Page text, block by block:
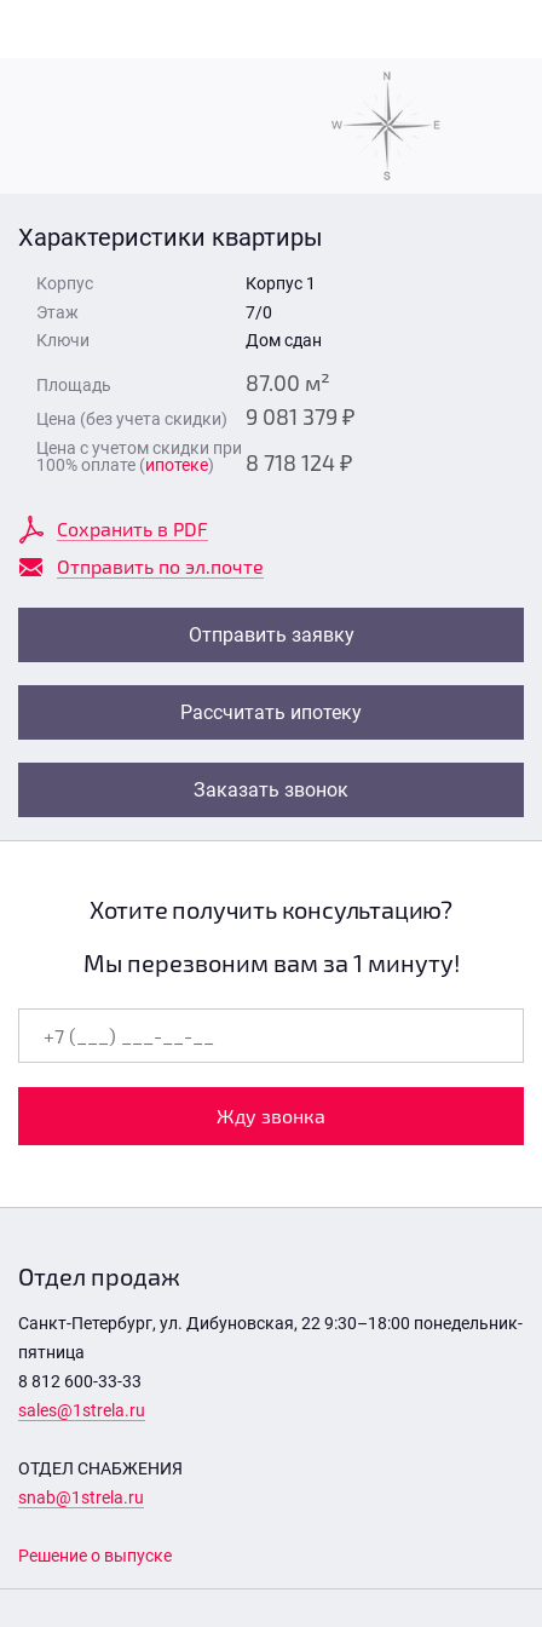
Характеристики квартиры
Корпус
Корпус 1
Этаж
7/0
Ключи
Дом сдан
Площадь 87.00 м²
Цена (без учета скидки) 9 081 379 ₽
Цена с учетом скидки при
100% оплате (ипотеке) 8 718 124 ₽
Сохранить в PDF
Отправить по эл.почте
Отправить заявку
Рассчитать ипотеку
Заказать звонок
Время для звонка
Отправить
Хотите получить консультацию?
Мы перезвоним вам за 1 минуту!
Жду звонка
Отдел продаж
Санкт-Петербург, ул. Дибуновская, 22 9:30–18:00 понедельник-
пятница
8 812 600-33-33
sales@1strela.ru
ОТДЕЛ СНАБЖЕНИЯ
snab@1strela.ru
Решение о выпуске